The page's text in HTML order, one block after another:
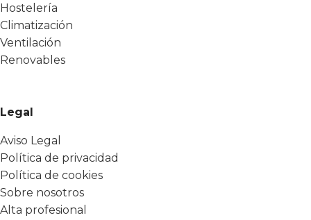
Hostelería
Climatización
Ventilación
Renovables
Legal
Aviso Legal
Política de privacidad
Política de cookies
Sobre nosotros
Alta profesional